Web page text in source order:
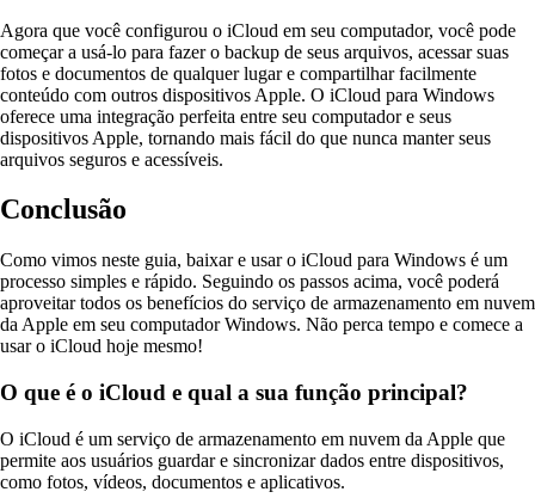
Agora que você configurou o iCloud em seu computador, você pode
começar a usá-lo para fazer o backup de seus arquivos, acessar suas
fotos e documentos de qualquer lugar e compartilhar facilmente
conteúdo com outros dispositivos Apple. O iCloud para Windows
oferece uma integração perfeita entre seu computador e seus
dispositivos Apple, tornando mais fácil do que nunca manter seus
arquivos seguros e acessíveis.
Conclusão
Como vimos neste guia, baixar e usar o iCloud para Windows é um
processo simples e rápido. Seguindo os passos acima, você poderá
aproveitar todos os benefícios do serviço de armazenamento em nuvem
da Apple em seu computador Windows. Não perca tempo e comece a
usar o iCloud hoje mesmo!
O que é o iCloud e qual a sua função principal?
O iCloud é um serviço de armazenamento em nuvem da Apple que
permite aos usuários guardar e sincronizar dados entre dispositivos,
como fotos, vídeos, documentos e aplicativos.